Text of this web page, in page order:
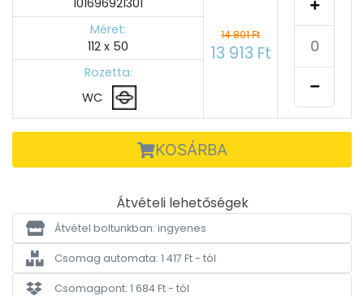
101696921301
14 801 Ft
13 913 Ft
Méret:
112 x 50
Rozetta:
WC
KOSÁRBA
Átvételi lehetőségek
Átvétel boltunkban: ingyenes
Csomag automata: 1 417 Ft - tól
Csomagpont: 1 684 Ft - tól